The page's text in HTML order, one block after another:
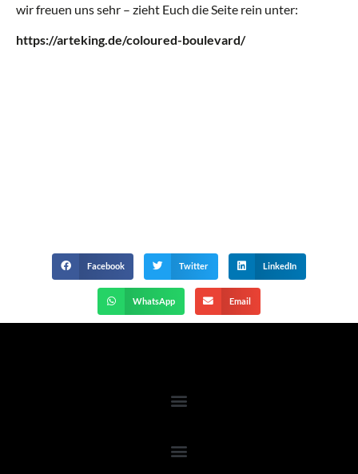
wir freuen uns sehr – zieht Euch die Seite rein unter:
https://arteking.de/coloured-boulevard/
Facebook Twitter LinkedIn
WhatsApp Email